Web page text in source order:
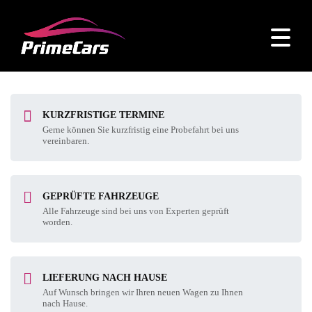
KURZFRISTIGE TERMINE
Gerne können Sie kurzfristig eine Probefahrt bei uns
vereinbaren.
GEPRÜFTE FAHRZEUGE
Alle Fahrzeuge sind bei uns von Experten geprüft
worden.
LIEFERUNG NACH HAUSE
Auf Wunsch bringen wir Ihren neuen Wagen zu Ihnen
nach Hause.